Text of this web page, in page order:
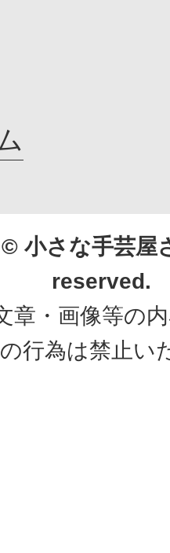
小さな手芸屋
reserved.
章・画像等の
行為は禁止い